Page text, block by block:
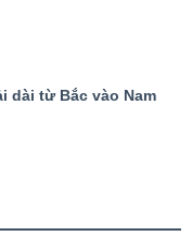
dài từ Bắc vào Nam